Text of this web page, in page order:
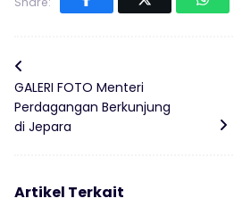
GALERI FOTO Menteri
Perdagangan Berkunjung
di Jepara
Artikel Terkait